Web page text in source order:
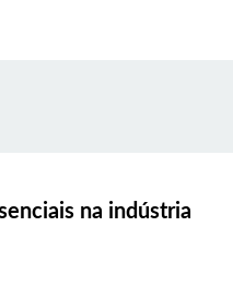
na indústria